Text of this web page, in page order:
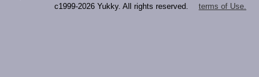
c1999-2026 Yukky. All rights reserved. terms of Use.